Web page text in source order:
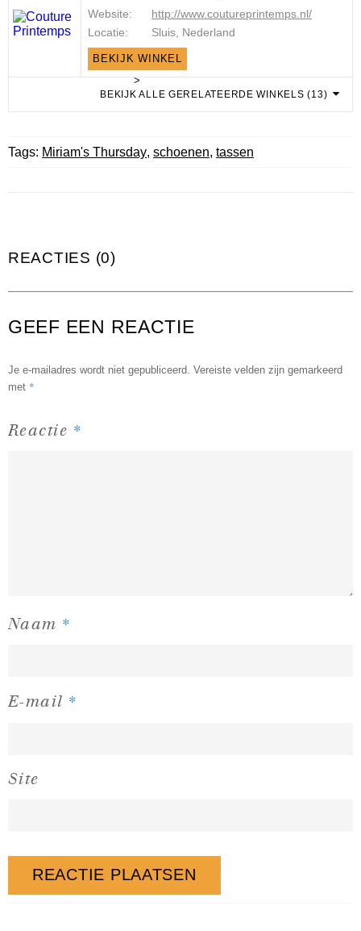
Website:
http://www.coutureprintemps.nl/
Locatie:
Sluis, Nederland
BEKIJK WINKEL
>
BEKIJK ALLE GERELATEERDE WINKELS (13)
Tags: Miriam's Thursday, schoenen, tassen
REACTIES (0)
GEEF EEN REACTIE
Je e-mailadres wordt niet gepubliceerd. Vereiste velden zijn gemarkeerd
met *
Reactie *
Naam *
E-mail *
Site